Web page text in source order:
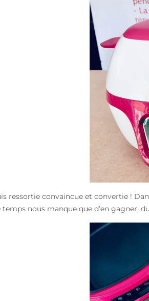
ressortie convaincue et convertie !
nous manque que d’en gagner,